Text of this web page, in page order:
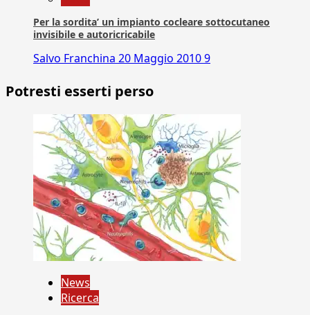
Per la sordita’ un impianto cocleare sottocutaneo
invisibile e autoricricabile
Salvo Franchina 20 Maggio 20109
Potresti esserti perso
News
Ricerca